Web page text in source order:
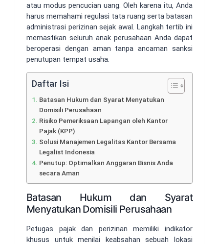
atau modus pencucian uang. Oleh karena itu, Anda
harus memahami regulasi tata ruang serta batasan
administrasi perizinan sejak awal. Langkah tertib ini
memastikan seluruh anak perusahaan Anda dapat
beroperasi dengan aman tanpa ancaman sanksi
penutupan tempat usaha.
Daftar Isi
Batasan Hukum dan Syarat Menyatukan
Domisili Perusahaan
Risiko Pemeriksaan Lapangan oleh Kantor
Pajak (KPP)
Solusi Manajemen Legalitas Kantor Bersama
Legalist Indonesia
Penutup: Optimalkan Anggaran Bisnis Anda
secara Aman
Batasan Hukum dan Syarat
Menyatukan Domisili Perusahaan
Petugas pajak dan perizinan memiliki indikator
khusus untuk menilai keabsahan sebuah lokasi